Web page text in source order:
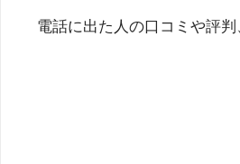
電話に出た人の口コミや評